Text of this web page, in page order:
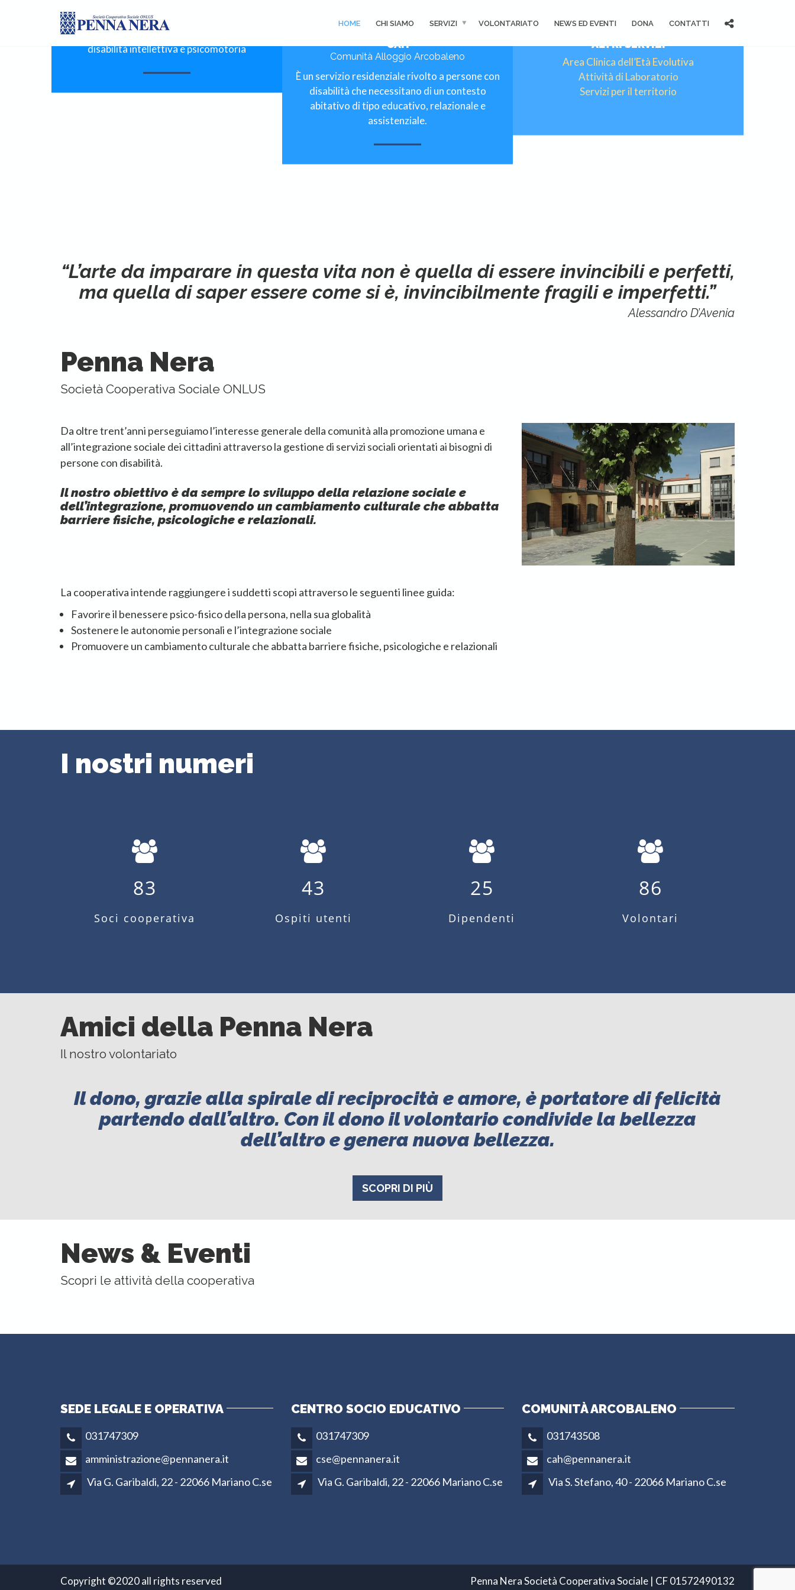
HOME CHI SIAMO SERVIZI VOLONTARIATO NEWS ED EVENTI DONA CONTATTI
Centro Socio Educativo
È un servizio diurno rivolto a persone con
disabilità intellettiva e psicomotoria
CAH
Comunità Alloggio Arcobaleno
È un servizio residenziale rivolto a persone con
disabilità che necessitano di un contesto
abitativo di tipo educativo, relazionale e
assistenziale.
ALTRI SERVIZI
Area Clinica dell’Età Evolutiva
Attività di Laboratorio
Servizi per il territorio
“L’arte da imparare in questa vita non è quella di essere invincibili e perfetti,
ma quella di saper essere come si è, invincibilmente fragili e imperfetti.”
Alessandro D’Avenia
Penna Nera
Società Cooperativa Sociale ONLUS
Da oltre trent’anni perseguiamo l’interesse generale della comunità alla promozione umana e
all’integrazione sociale dei cittadini attraverso la gestione di servizi sociali orientati ai bisogni di
persone con disabilità.
Il nostro obiettivo è da sempre lo sviluppo della relazione sociale e
dell’integrazione, promuovendo un cambiamento culturale che abbatta
barriere fisiche, psicologiche e relazionali.
La cooperativa intende raggiungere i suddetti scopi attraverso le seguenti linee guida:
Favorire il benessere psico-fisico della persona, nella sua globalità
Sostenere le autonomie personali e l’integrazione sociale
Promuovere un cambiamento culturale che abbatta barriere fisiche, psicologiche e relazionali
I nostri numeri
83
Soci cooperativa
43
Ospiti utenti
25
Dipendenti
86
Volontari
Amici della Penna Nera
Il nostro volontariato
Il dono, grazie alla spirale di reciprocità e amore, è portatore di felicità
partendo dall’altro. Con il dono il volontario condivide la bellezza
dell’altro e genera nuova bellezza.
SCOPRI DI PIÙ
News & Eventi
Scopri le attività della cooperativa
SEDE LEGALE E OPERATIVA
031747309
amministrazione@pennanera.it
Via G. Garibaldi, 22 - 22066 Mariano C.se
CENTRO SOCIO EDUCATIVO
031747309
cse@pennanera.it
Via G. Garibaldi, 22 - 22066 Mariano C.se
COMUNITÀ ARCOBALENO
031743508
cah@pennanera.it
Via S. Stefano, 40 - 22066 Mariano C.se
Copyright ©2020 all rights reserved
Penna Nera Società Cooperativa Sociale | CF 01572490132